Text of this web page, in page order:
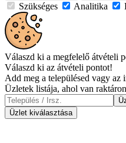
Szükséges Analitika
Válaszd ki a megfelelő átvételi
Válaszd ki az átvételi pontot!
Add meg a településed vagy az
Üzletek listája, ahol van
Üzlet kiválasztása